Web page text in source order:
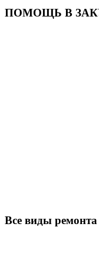
ПОМОЩЬ В
Все виды